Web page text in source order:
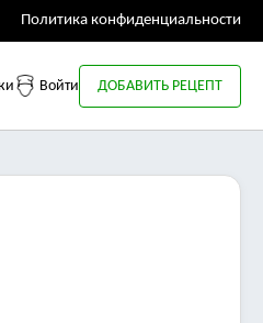
Политика конфиденциальности
Войти ДОБАВИТЬ РЕЦЕПТ